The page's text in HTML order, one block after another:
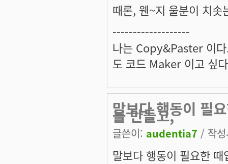
때론, 웬~지 울분이 치솟
-------------------
나는 Copy&Paster 이
도 코드 Maker 이고 싶
말보다 행동이 필
을 만들고,
글쓴이: audentia7 / 작
말보다 행동이 필요한 때